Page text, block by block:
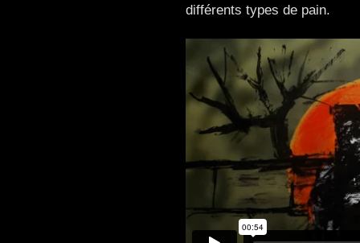
différents types de pain.